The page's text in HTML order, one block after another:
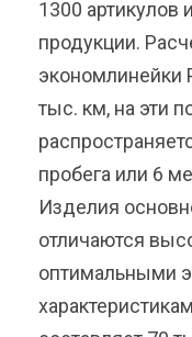
1300 артикулов
продукции.
экономлинейки
тыс. км, на эти
пробега или 6
Изделия
отличаются
оптимальными